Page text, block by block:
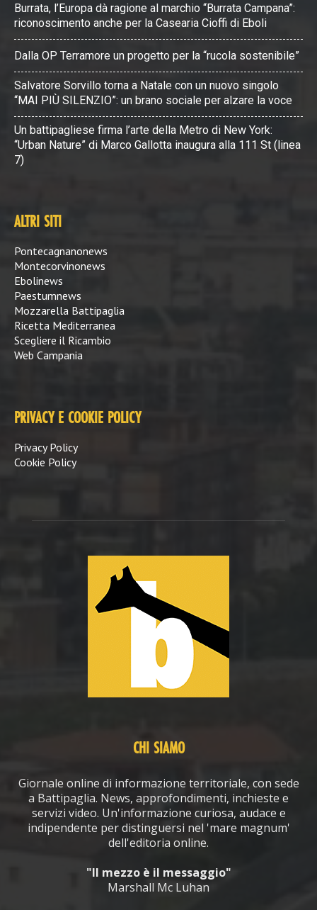
Burrata, l’Europa dà ragione al marchio “Burrata Campana”:
riconoscimento anche per la Casearia Cioffi di Eboli
Dalla OP Terramore un progetto per la “rucola sostenibile”
Salvatore Sorvillo torna a Natale con un nuovo singolo
“MAI PIÙ SILENZIO”: un brano sociale per alzare la voce
Un battipagliese firma l’arte della Metro di New York:
“Urban Nature” di Marco Gallotta inaugura alla 111 St (linea
7)
ALTRI SITI
Pontecagnanonews
Montecorvinonews
Ebolinews
Paestumnews
Mozzarella Battipaglia
Ricetta Mediterranea
Scegliere il Ricambio
Web Campania
PRIVACY E COOKIE POLICY
Privacy Policy
Cookie Policy
CHI SIAMO
Giornale online di informazione territoriale, con sede
a Battipaglia. News, approfondimenti, inchieste e
servizi video. Un'informazione curiosa, audace e
indipendente per distinguersi nel 'mare magnum'
dell'editoria online.
"Il mezzo è il messaggio"
Marshall Mc Luhan